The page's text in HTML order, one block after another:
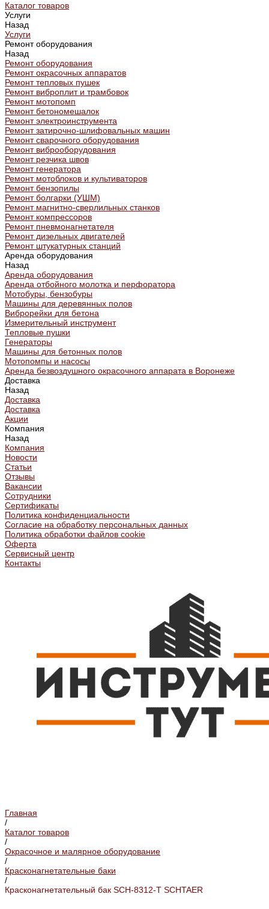
Каталог товаров
Услуги
Назад
Услуги
Ремонт оборудования
Назад
Ремонт оборудования
Ремонт окрасочных аппаратов
Ремонт тепловых пушек
Ремонт виброплит и трамбовок
Ремонт мотопомп
Ремонт бетономешалок
Ремонт электроинструмента
Ремонт затирочно-шлифовальных машин
Ремонт сварочного оборудования
Ремонт виброоборудования
Ремонт резчика швов
Ремонт генератора
Ремонт мотоблоков и культиваторов
Ремонт бензопилы
Ремонт болгарки (УШМ)
Ремонт магнитно-сверлильных станков
Ремонт компрессоров
Ремонт пневмонагнетателя
Ремонт дизельных двигателей
Ремонт штукатурных станций
Аренда оборудования
Назад
Аренда оборудования
Аренда отбойного молотка и перфоратора
Мотобуры, бензобуры
Машины для деревянных полов
Виброрейки для бетона
Измерительный инструмент
Тепловые пушки
Генераторы
Машины для бетонных полов
Мотопомпы и насосы
Аренда безвоздушного окрасочного аппарата в Воронеже
Доставка
Назад
Доставка
Доставка
Акции
Компания
Назад
Компания
Новости
Статьи
Отзывы
Вакансии
Сотрудники
Сертификаты
Политика конфиденциальности
Согласие на обработку персональных данных
Политика обработки файлов cookie
Оферта
Сервисный центр
Контакты
Главная
/
Каталог товаров
/
Окрасочное и малярное оборудование
/
Красконагнетательные баки
/
Красконагнетательный бак SCH-8312-T SCHTAER